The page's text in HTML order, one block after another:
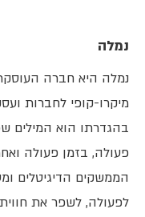
נמלה
נמלה היא חברה
מיקרו-קופי לחברות
בהגדרתו הוא המילים
פעולה, בזמן פעולה
הממשקים הדיגיטלים
לפעולה, לשפר את